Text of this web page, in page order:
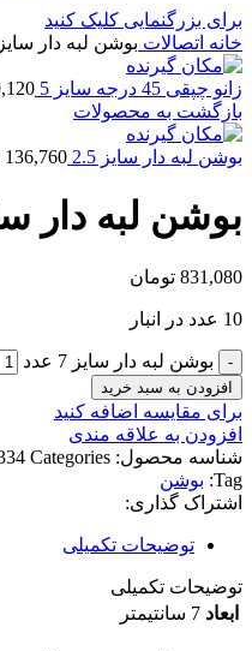
برای بزرگنمایی کلیک کنید
خانه اتصالات بوشن لبه دار سایز 7
زانو چپقی 45 درجه سایز 5
بازگشت به محصولات
بوشن لبه دار سایز 2.5 136,760
بوشن لبه دار
831,080 تومان
10 عدد در انبار
بوشن لبه دار سایز 7 عدد
افزودن به سبد خرید
برای مقایسه اضافه کنید
افزودن به علاقه مندی
شناسه محصول: Categories:
Tag: بوشن
اشتراک گذاری:
توضیحات تکمیلی
توضیحات تکمیلی
ابعاد 7 سانتیمتر